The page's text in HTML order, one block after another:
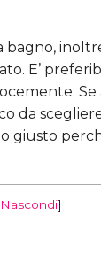
E’
Se
da
giusto
Nascondi]